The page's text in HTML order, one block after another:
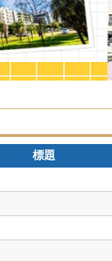
標題